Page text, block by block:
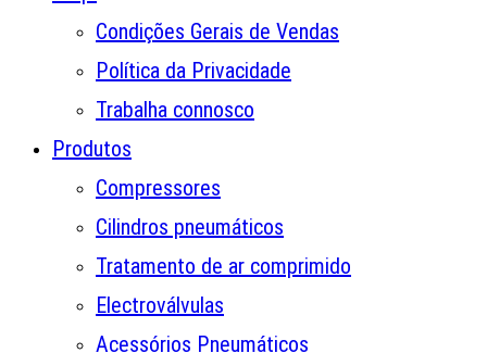
Condições Gerais de Vendas
Política da Privacidade
Trabalha connosco
Produtos
Compressores
Cilindros pneumáticos
Tratamento de ar comprimido
Electroválvulas
Acessórios Pneumáticos